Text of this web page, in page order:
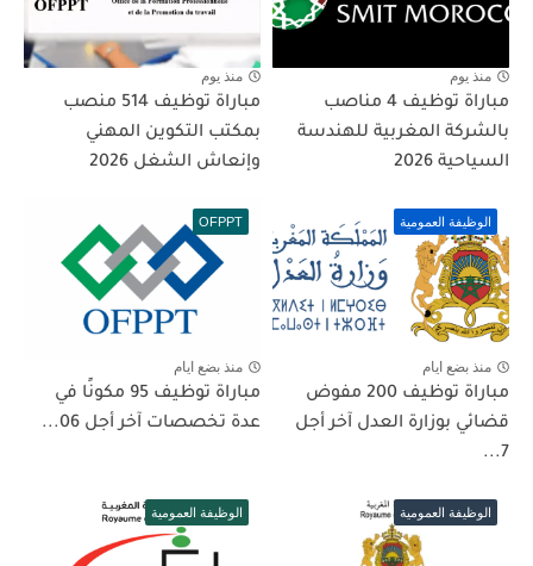
منذ يوم
مباراة توظيف 4 مناصب
بالشركة المغربية للهندسة
السياحية 2026
منذ يوم
مباراة توظيف 514 منصب
بمكتب التكوين المهني
وإنعاش الشغل 2026
الوظيفة العمومية
منذ بضع ايام
مباراة توظيف 200 مفوض
قضائي بوزارة العدل آخر أجل
7...
OFPPT
منذ بضع ايام
مباراة توظيف 95 مكونًا في
عدة تخصصات آخر أجل 06...
الوظيفة العمومية الوظيفة العمومية